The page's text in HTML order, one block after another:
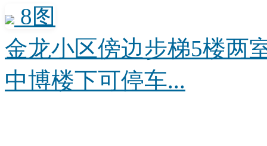
8图
金龙小区傍边步梯5楼两
中博楼下可停车...